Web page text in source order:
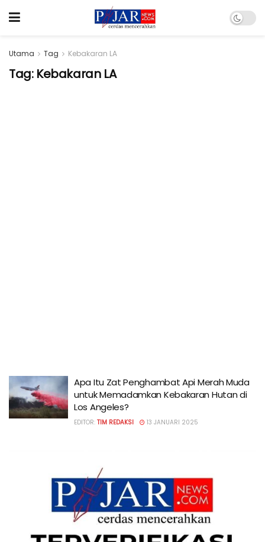
Utama Tag Kebakaran LA
Tag: Kebakaran LA
Apa Itu Zat Penghambat Api Merah Muda
untuk Memadamkan Kebakaran Hutan di
Los Angeles?
EDITOR: TIM REDAKSI 13 JANUARI 2025